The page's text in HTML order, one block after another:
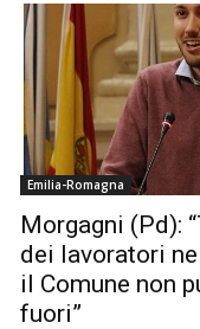
Emilia-Romagna
Morgagni (Pd):
dei lavoratori
il Comune non
fuori”